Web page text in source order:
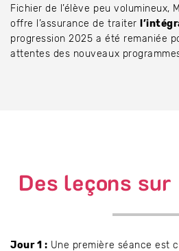
Fichier de l’élève peu volumineux,
offre l’assurance de traiter
progression 2025 a été remaniée
attentes des nouveaux
Des leçons sur
Jour 1 : Une première séance est